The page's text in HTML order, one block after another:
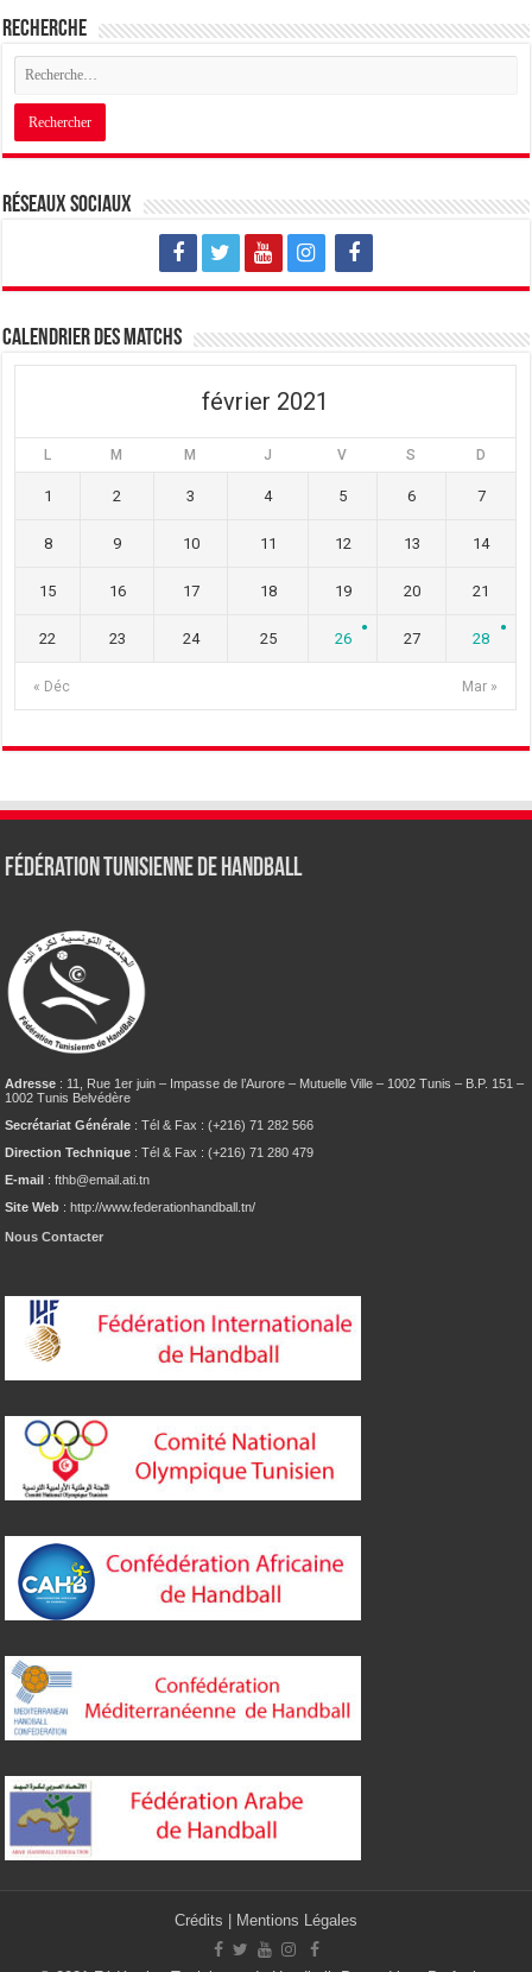
Recherche
Réseaux sociaux
Calendrier des matchs
février 2021
L M M J V S D
« Déc Mar »
1 2 3 4 5 6 7
8 9 10 11 12 13 14
15 16 17 18 19 20 21
22 23 24 25 26 27 28
Fédération tunisienne de Handball
Adresse : 11, Rue 1er juin – Impasse de l’Aurore – Mutuelle Ville – 1002 Tunis – B.P. 151 –
1002 Tunis Belvédère
Secrétariat Générale : Tél & Fax : (+216) 71 282 566
Direction Technique : Tél & Fax : (+216) 71 280 479
E-mail : fthb@email.ati.tn
Site Web : http://www.federationhandball.tn/
Nous Contacter
Crédits Mentions Légales